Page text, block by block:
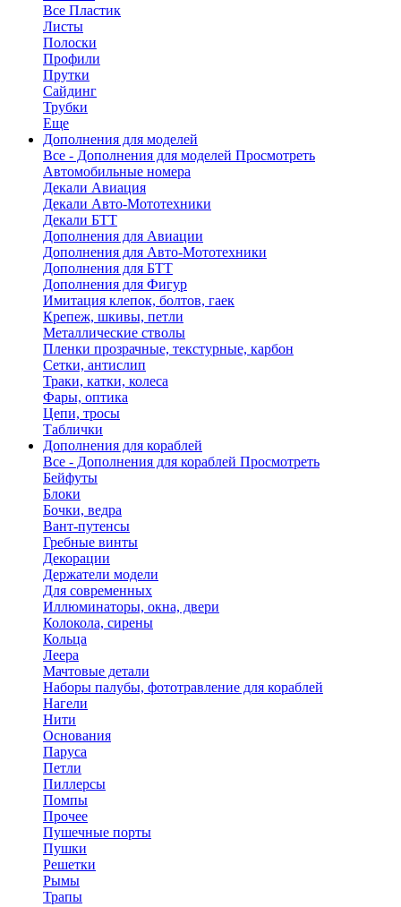
Все Пластик
Листы
Полоски
Профили
Прутки
Сайдинг
Трубки
Еще
Дополнения для моделей
Все - Дополнения для моделей Просмотреть
Автомобильные номера
Декали Авиация
Декали Авто-Мототехники
Декали БТТ
Дополнения для Авиации
Дополнения для Авто-Мототехники
Дополнения для БТТ
Дополнения для Фигур
Имитация клепок, болтов, гаек
Крепеж, шкивы, петли
Металлические стволы
Пленки прозрачные, текстурные, карбон
Сетки, антислип
Траки, катки, колеса
Фары, оптика
Цепи, тросы
Таблички
Дополнения для кораблей
Все - Дополнения для кораблей Просмотреть
Бейфуты
Блоки
Бочки, ведра
Вант-путенсы
Гребные винты
Декорации
Держатели модели
Для современных
Иллюминаторы, окна, двери
Колокола, сирены
Кольца
Леера
Мачтовые детали
Наборы палубы, фототравление для кораблей
Нагели
Нити
Основания
Паруса
Петли
Пиллерсы
Помпы
Прочее
Пушечные порты
Пушки
Решетки
Рымы
Трапы